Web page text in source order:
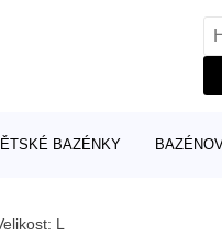
BAZÉNKY
L